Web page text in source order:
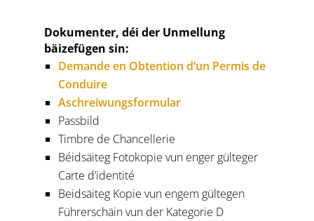
Dokumenter, déi der Unmellung
bäizefügen sin:
Demande en Obtention d‘un Permis de
Conduire
Aschreiwungsformular
Passbild
Timbre de Chancellerie
Béidsäiteg Fotokopie vun enger gülteger
Carte d’identité
Beidsäiteg Kopie vun engem gültegen
Führerschäin vun der Kategorie D